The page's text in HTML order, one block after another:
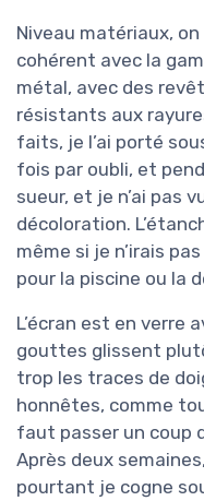
Niveau matériaux,
cohérent avec la
métal, avec des
résistants aux
faits, je l’ai porté
fois par oubli, et
sueur, et je n’ai pas
décoloration.
même si je n’irais
pour la piscine ou la
L’écran est en verre
gouttes glissent
trop les traces de
honnêtes, comme
faut passer un coup
Après deux
pourtant je cogne